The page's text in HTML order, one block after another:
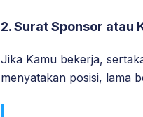
2. Surat Sponsor atau
Jika Kamu bekerja,
menyatakan posisi, lama